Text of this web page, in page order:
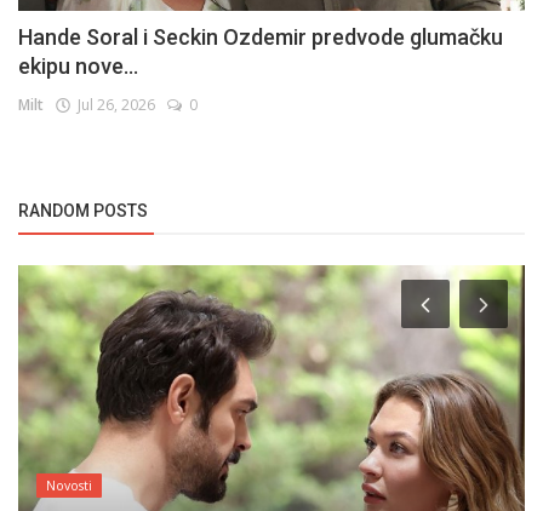
Hande Soral i Seckin Ozdemir predvode glumačku
ekipu nove...
Milt Jul 26, 2026 0
RANDOM POSTS
Novosti